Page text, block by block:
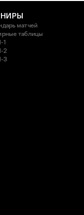
матчей
таблицы
2
3